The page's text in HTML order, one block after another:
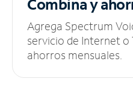
Combina y
Agrega Spectrum
servicio de Internet o
ahorros mensuales.